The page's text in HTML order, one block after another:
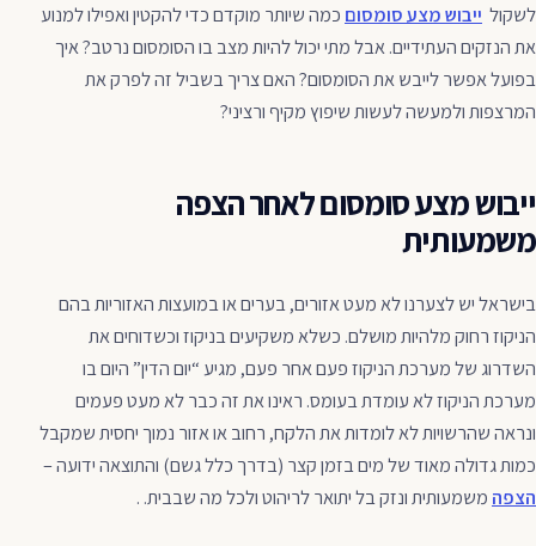
לשקול ייבוש מצע סומסום כמה שיותר מוקדם כדי להקטין ואפילו למנוע
את הנזקים העתידיים. אבל מתי יכול להיות מצב בו הסומסום נרטב? איך
בפועל אפשר לייבש את הסומסום? האם צריך בשביל זה לפרק את
המרצפות ולמעשה לעשות שיפוץ מקיף ורציני?
ייבוש מצע סומסום לאחר הצפה
משמעותית
בישראל יש לצערנו לא מעט אזורים, בערים או במועצות האזוריות בהם
הניקוז רחוק מלהיות מושלם. כשלא משקיעים בניקוז וכשדוחים את
השדרוג של מערכת הניקוז פעם אחר פעם, מגיע “יום הדין” היום בו
מערכת הניקוז לא עומדת בעומס. ראינו את זה כבר לא מעט פעמים
ונראה שהרשויות לא לומדות את הלקח, רחוב או אזור נמוך יחסית שמקבל
כמות גדולה מאוד של מים בזמן קצר (בדרך כלל גשם) והתוצאה ידועה –
הצפה משמעותית ונזק בל יתואר לריהוט ולכל מה שבבית. .